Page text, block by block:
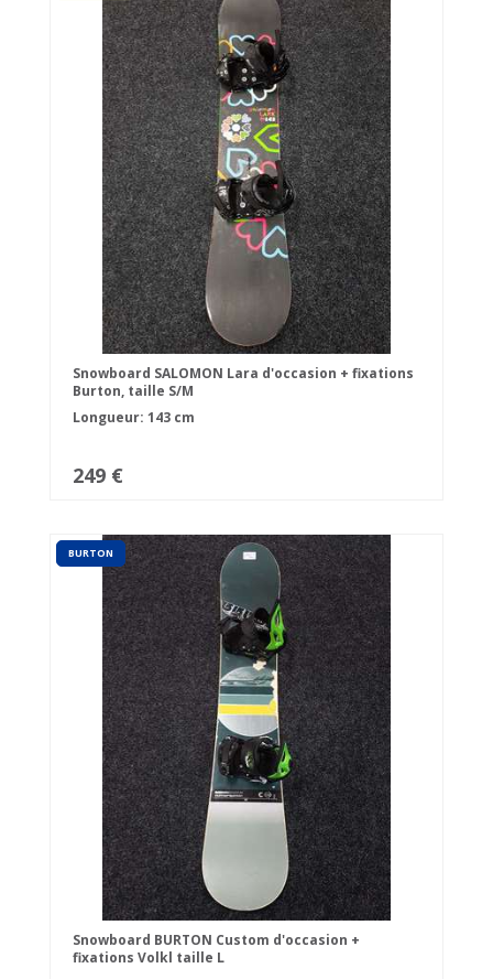
Snowboard SALOMON Lara d'occasion + fixations
Burton, taille S/M
Longueur: 143 cm
249 €
BURTON
Snowboard BURTON Custom d'occasion +
fixations Volkl taille L